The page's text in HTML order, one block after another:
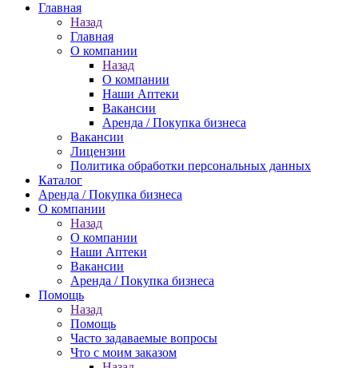
Главная
Назад
Главная
О компании
Назад
О компании
Наши Аптеки
Вакансии
Аренда / Покупка бизнеса
Вакансии
Лицензии
Политика обработки персональных данных
Каталог
Аренда / Покупка бизнеса
О компании
Назад
О компании
Наши Аптеки
Вакансии
Аренда / Покупка бизнеса
Помощь
Назад
Помощь
Часто задаваемые вопросы
Что с моим заказом